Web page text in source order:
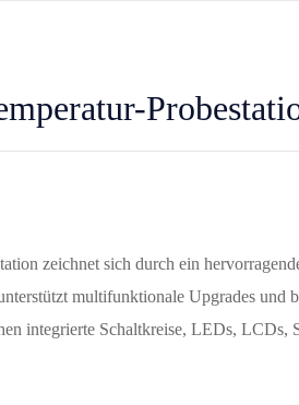
zeichnet sich durch ein
multifunktionale Upgrades
integrierte Schaltkreise, LEDs, LCDs,